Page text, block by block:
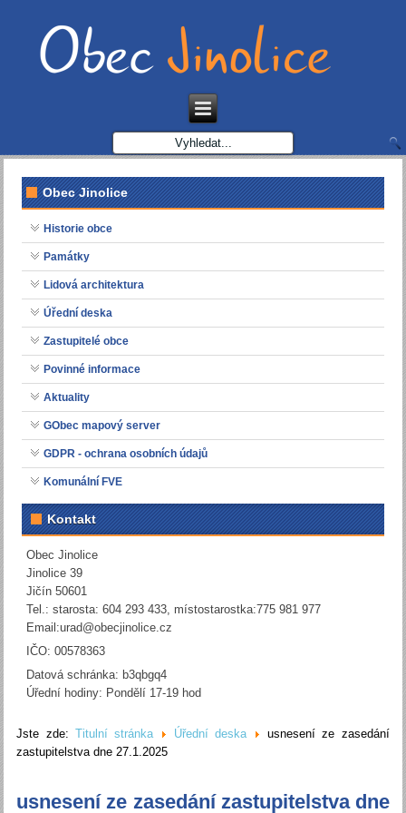
Obec Jinolice
Historie obce
Památky
Lidová architektura
Úřední deska
Zastupitelé obce
Povinné informace
Aktuality
GObec mapový server
GDPR - ochrana osobních údajů
Komunální FVE
Kontakt
Obec Jinolice
Jinolice 39
Jičín 50601
Tel.: starosta: 604 293 433, místostarostka:775 981 977
Email:urad@obecjinolice.cz
IČO: 00578363
Datová schránka: b3qbgq4
Úřední hodiny: Pondělí 17-19 hod
Jste zde: Titulní stránka Úřední deska
usnesení ze zasedání
zastupitelstva dne 27.1.2025
usnesení ze zasedání zastupitelstva dne